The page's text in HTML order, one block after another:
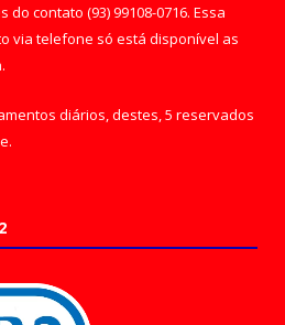
contato (93) 99108-0716. Essa
via telefone só está disponível as
diários, destes, 5 reservados